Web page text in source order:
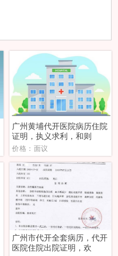
广州黄埔代开医院病历住院
证明，执义求利，和则
价格：面议
广州市代开全套病历，代开
医院住院出院证明，欢